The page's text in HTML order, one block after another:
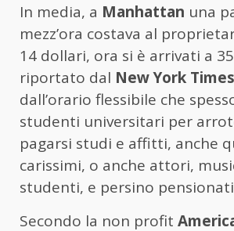
In media, a Manhattan una
mezz’ora costava al
14 dollari, ora si è arrivati a
riportato dal New York
dall’orario flessibile che
studenti universitari per
pagarsi studi e affitti, anche
carissimi, o anche attori,
studenti, e persino
Secondo la non profit